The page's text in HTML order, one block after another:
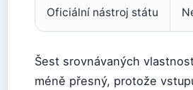
Oficiální nástroj státu
Šest srovnávaných
méně přesný, protože